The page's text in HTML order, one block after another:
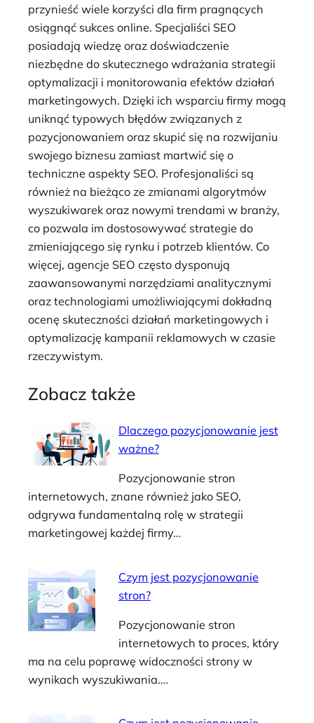
przynieść wiele korzyści dla firm pragnących
osiągnąć sukces online. Specjaliści SEO
posiadają wiedzę oraz doświadczenie
niezbędne do skutecznego wdrażania strategii
optymalizacji i monitorowania efektów działań
marketingowych. Dzięki ich wsparciu firmy mogą
uniknąć typowych błędów związanych z
pozycjonowaniem oraz skupić się na rozwijaniu
swojego biznesu zamiast martwić się o
techniczne aspekty SEO. Profesjonaliści są
również na bieżąco ze zmianami algorytmów
wyszukiwarek oraz nowymi trendami w branży,
co pozwala im dostosowywać strategie do
zmieniającego się rynku i potrzeb klientów. Co
więcej, agencje SEO często dysponują
zaawansowanymi narzędziami analitycznymi
oraz technologiami umożliwiającymi dokładną
ocenę skuteczności działań marketingowych i
optymalizację kampanii reklamowych w czasie
rzeczywistym.
Zobacz także
Dlaczego pozycjonowanie jest
ważne?
Pozycjonowanie stron
internetowych, znane również jako SEO,
odgrywa fundamentalną rolę w strategii
marketingowej każdej firmy…
Czym jest pozycjonowanie
stron?
Pozycjonowanie stron
internetowych to proces, który
ma na celu poprawę widoczności strony w
wynikach wyszukiwania.…